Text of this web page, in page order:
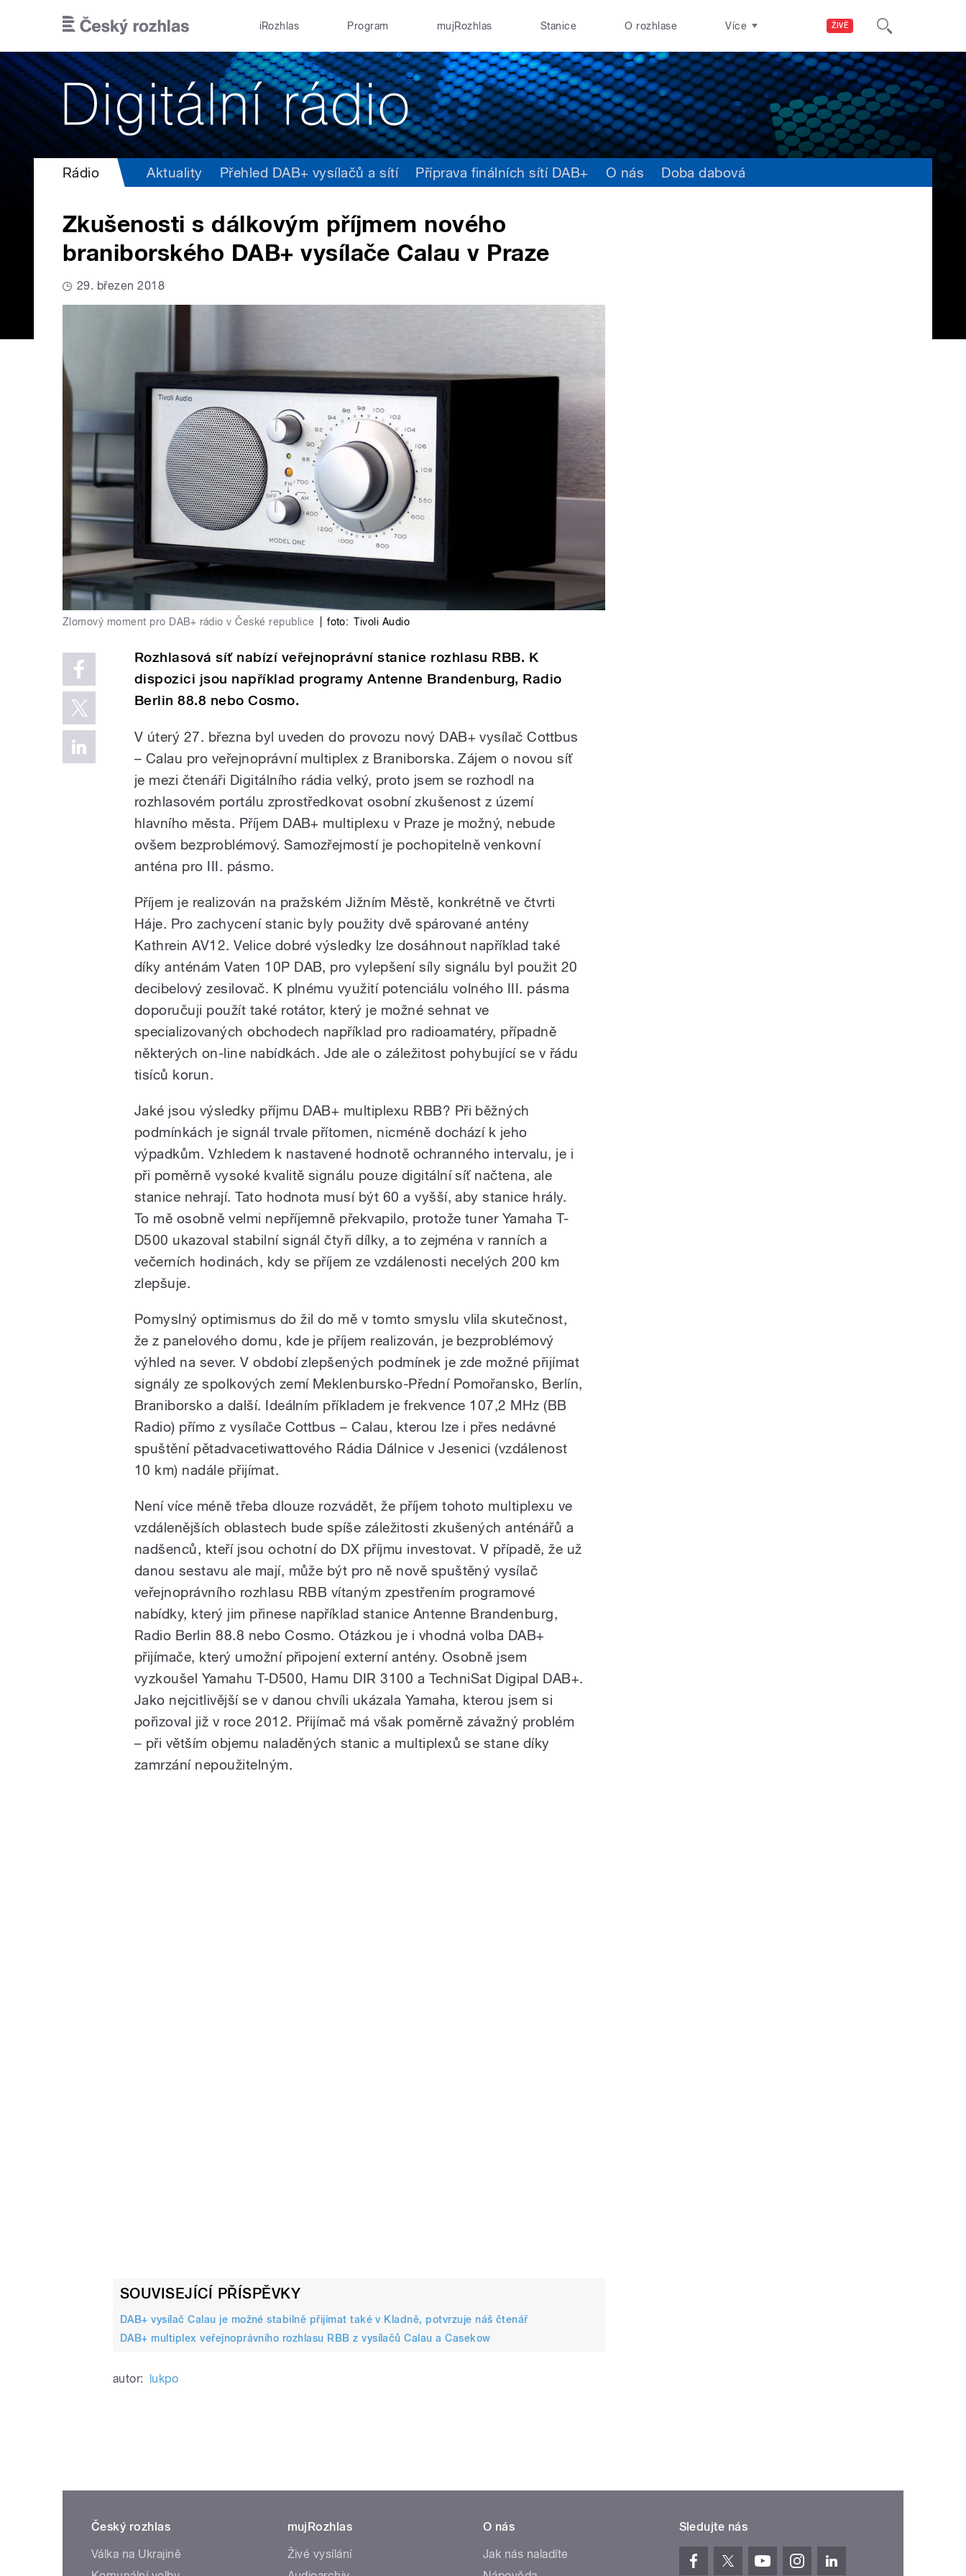
ŽIVĚ
iRozhlas Program mujRozhlas Stanice O rozhlase Více
Rádio Aktuality Přehled DAB+ vysílačů a sítí Příprava finálních sítí DAB+ O nás Doba dabová
Zkušenosti s dálkovým příjmem nového
braniborského DAB+ vysílače Calau v Praze
29. březen 2018
Zlomový moment pro DAB+ rádio v České republice foto: Tivoli Audio
Rozhlasová síť nabízí veřejnoprávní stanice rozhlasu RBB. K
dispozici jsou například programy Antenne Brandenburg, Radio
Berlin 88.8 nebo Cosmo.
V úterý 27. března byl uveden do provozu nový DAB+ vysílač Cottbus
– Calau pro veřejnoprávní multiplex z Braniborska. Zájem o novou síť
je mezi čtenáři Digitálního rádia velký, proto jsem se rozhodl na
rozhlasovém portálu zprostředkovat osobní zkušenost z území
hlavního města. Příjem DAB+ multiplexu v Praze je možný, nebude
ovšem bezproblémový. Samozřejmostí je pochopitelně venkovní
anténa pro III. pásmo.
Příjem je realizován na pražském Jižním Městě, konkrétně ve čtvrti
Háje. Pro zachycení stanic byly použity dvě spárované antény
Kathrein AV12. Velice dobré výsledky lze dosáhnout například také
díky anténám Vaten 10P DAB, pro vylepšení síly signálu byl použit 20
decibelový zesilovač. K plnému využití potenciálu volného III. pásma
doporučuji použít také rotátor, který je možné sehnat ve
specializovaných obchodech například pro radioamatéry, případně
některých on-line nabídkách. Jde ale o záležitost pohybující se v řádu
tisíců korun.
Jaké jsou výsledky příjmu DAB+ multiplexu RBB? Při běžných
podmínkách je signál trvale přítomen, nicméně dochází k jeho
výpadkům. Vzhledem k nastavené hodnotě ochranného intervalu, je i
při poměrně vysoké kvalitě signálu pouze digitální síť načtena, ale
stanice nehrají. Tato hodnota musí být 60 a vyšší, aby stanice hrály.
To mě osobně velmi nepříjemně překvapilo, protože tuner Yamaha T-
D500 ukazoval stabilní signál čtyři dílky, a to zejména v ranních a
večerních hodinách, kdy se příjem ze vzdálenosti necelých 200 km
zlepšuje.
Pomyslný optimismus do žil do mě v tomto smyslu vlila skutečnost,
že z panelového domu, kde je příjem realizován, je bezproblémový
výhled na sever. V období zlepšených podmínek je zde možné přijímat
signály ze spolkových zemí Meklenbursko-Přední Pomořansko, Berlín,
Braniborsko a další. Ideálním příkladem je frekvence 107,2 MHz (BB
Radio) přímo z vysílače Cottbus – Calau, kterou lze i přes nedávné
spuštění pětadvacetiwattového Rádia Dálnice v Jesenici (vzdálenost
10 km) nadále přijímat.
Není více méně třeba dlouze rozvádět, že příjem tohoto multiplexu ve
vzdálenějších oblastech bude spíše záležitosti zkušených anténářů a
nadšenců, kteří jsou ochotní do DX příjmu investovat. V případě, že už
danou sestavu ale mají, může být pro ně nově spuštěný vysílač
veřejnoprávního rozhlasu RBB vítaným zpestřením programové
nabídky, který jim přinese například stanice Antenne Brandenburg,
Radio Berlin 88.8 nebo Cosmo. Otázkou je i vhodná volba DAB+
přijímače, který umožní připojení externí antény. Osobně jsem
vyzkoušel Yamahu T-D500, Hamu DIR 3100 a TechniSat Digipal DAB+.
Jako nejcitlivější se v danou chvíli ukázala Yamaha, kterou jsem si
pořizoval již v roce 2012. Přijímač má však poměrně závažný problém
– při větším objemu naladěných stanic a multiplexů se stane díky
zamrzání nepoužitelným.
SOUVISEJÍCÍ PŘÍSPĚVKY
DAB+ vysílač Calau je možné stabilně přijímat také v Kladně, potvrzuje náš čtenář
DAB+ multiplex veřejnoprávního rozhlasu RBB z vysílačů Calau a Casekow
autor: lukpo
Český rozhlas
Válka na Ukrajině
mujRozhlas
Živé vysílání
O nás
Jak nás naladíte
Sledujte nás